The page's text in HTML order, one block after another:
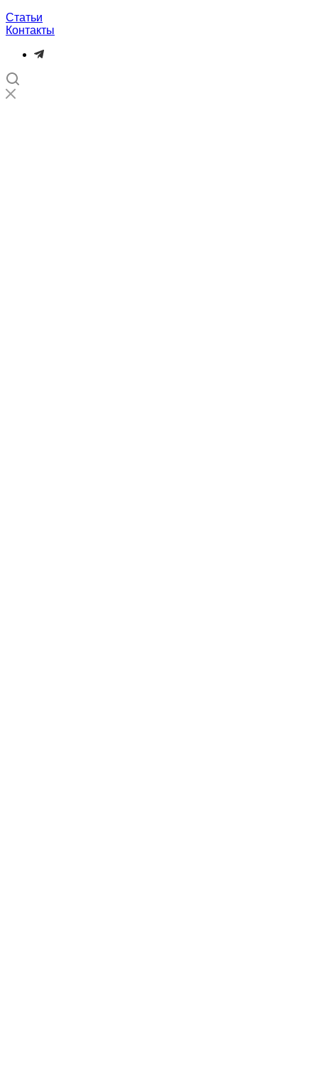
Статьи
Контакты